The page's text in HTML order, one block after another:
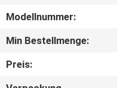
AUSFLUG
Modellnummer:
Min Bestellmenge:
Preis: